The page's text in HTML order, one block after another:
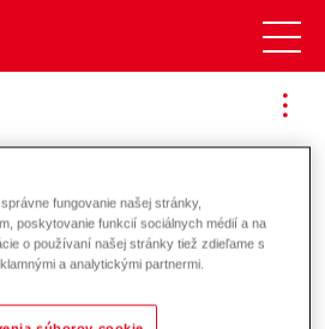
za energiu a životné
fungovanie našej stránky,
poskytovanie funkcií sociálnych médií a na
o používaní našej stránky tiež zdieľame s
a analytickými partnermi.